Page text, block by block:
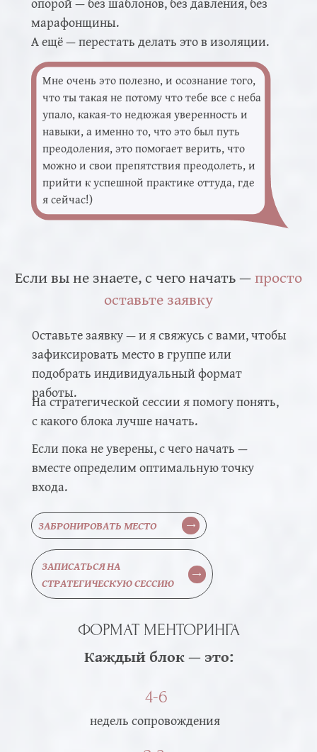
марафонщины.
А ещё — перестать делать это в изоляции.
Мне очень это полезно, и осознание того,
что ты такая не потому что тебе все с неба
упало, какая-то недюжая уверенность и
навыки, а именно то, что это был путь
преодоления, это помогает верить, что
можно и свои препятствия преодолеть, и
прийти к успешной практике оттуда, где
я сейчас!)
Если вы не знаете, с чего начать —просто
оставьте заявку
ЗАПИСАТЬСЯ НА
СТРАТЕГИЧЕСКУЮ СЕССИЮ
ЗАБРОНИРОВАТЬ МЕСТО
Оставьте заявку — и я свяжусь с вами, чтобы
зафиксировать место в группе или
подобрать индивидуальный формат
работы.
На стратегической сессии я помогу понять,
с какого блока лучше начать.
Если пока не уверены, с чего начать —
вместе определим оптимальную точку
входа.
ФОРМАТ МЕНТОРИНГА
Каждый блок — это:
недель сопровождения
4-6